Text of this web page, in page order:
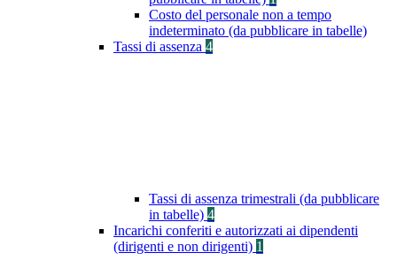
Costo del personale non a tempo
indeterminato (da pubblicare in tabelle)
Tassi di assenza 4
Tassi di assenza trimestrali (da pubblicare
in tabelle) 4
Incarichi conferiti e autorizzati ai dipendenti
(dirigenti e non dirigenti) 1